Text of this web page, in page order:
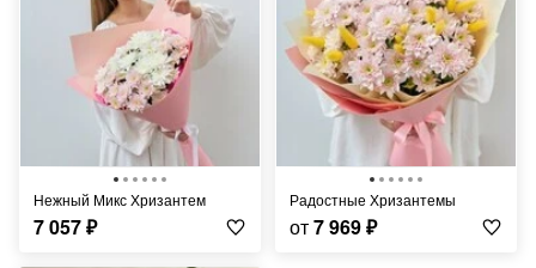
Нежный Микс Хризантем
7 057₽
Радостные Хризантемы
от7 969₽